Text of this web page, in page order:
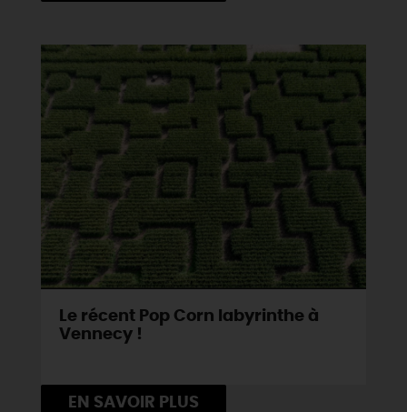
CE WEEK-END
CETTE SEMAINE
TOUT L'AGENDA
Le récent Pop Corn labyrinthe à
Vennecy !
EN SAVOIR PLUS